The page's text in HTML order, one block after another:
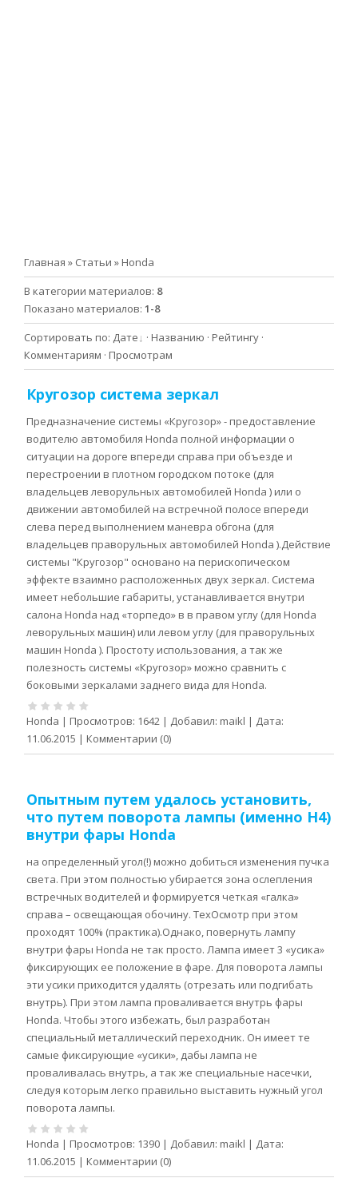
Главная » Статьи » Honda
В категории материалов: 8
Показано материалов: 1-8
Сортировать по: Дате · Названию · Рейтингу ·
Комментариям · Просмотрам
Кругозор система зеркал
Предназначение системы «Кругозор» - предоставление
водителю автомобиля Honda полной информации о
ситуации на дороге впереди справа при объезде и
перестроении в плотном городском потоке (для
владельцев леворульных автомобилей Honda ) или о
движении автомобилей на встречной полосе впереди
слева перед выполнением маневра обгона (для
владельцев праворульных автомобилей Honda ).Действие
системы "Кругозор" основано на перископическом
эффекте взаимно расположенных двух зеркал. Система
имеет небольшие габариты, устанавливается внутри
салона Honda над «торпедо» в в правом углу (для Honda
леворульных машин) или левом углу (для праворульных
машин Honda ). Простоту использования, а так же
полезность системы «Кругозор» можно сравнить с
боковыми зеркалами заднего вида для Honda.
Honda | Просмотров: 1642 | Добавил: maikl | Дата:
11.06.2015 | Комментарии (0)
Опытным путем удалось установить,
что путем поворота лампы (именно Н4)
внутри фары Honda
на определенный угол(!) можно добиться изменения пучка
света. При этом полностью убирается зона ослепления
встречных водителей и формируется четкая «галка»
справа – освещающая обочину. ТехОсмотр при этом
проходят 100% (практика).Однако, повернуть лампу
внутри фары Honda не так просто. Лампа имеет 3 «усика»
фиксирующих ее положение в фаре. Для поворота лампы
эти усики приходится удалять (отрезать или подгибать
внутрь). При этом лампа проваливается внутрь фары
Honda. Чтобы этого избежать, был разработан
специальный металлический переходник. Он имеет те
самые фиксирующие «усики», дабы лампа не
проваливалась внутрь, а так же специальные насечки,
следуя которым легко правильно выставить нужный угол
поворота лампы.
Honda | Просмотров: 1390 | Добавил: maikl | Дата:
11.06.2015 | Комментарии (0)